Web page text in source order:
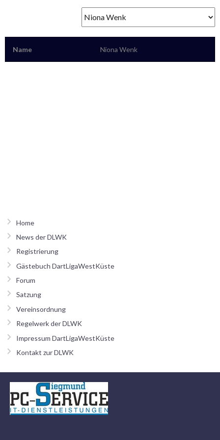
Name Niona Wenk
Home
News der DLWK
Registrierung
Gästebuch DartLigaWestKüste
Forum
Satzung
Vereinsordnung
Regelwerk der DLWK
Impressum DartLigaWestKüste
Kontakt zur DLWK